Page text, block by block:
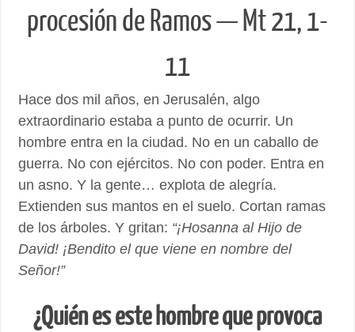
procesión de Ramos — Mt 21, 1-
11
Hace dos mil años, en Jerusalén, algo
extraordinario estaba a punto de ocurrir. Un
hombre entra en la ciudad. No en un caballo de
guerra. No con ejércitos. No con poder. Entra en
un asno. Y la gente… explota de alegría.
Extienden sus mantos en el suelo. Cortan ramas
de los árboles. Y gritan: “¡Hosanna al Hijo de
David! ¡Bendito el que viene en nombre del
Señor!”
¿Quién es este hombre que provoca